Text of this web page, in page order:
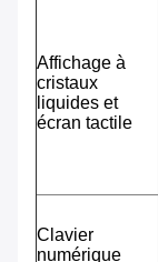
Affichage à
cristaux
liquides et
écran tactile
Clavier
numérique